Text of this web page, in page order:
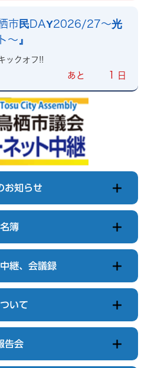
市民DAY2026/27～光
～』
ックオフ!!
あと 1 日
お知らせ
簿
継、会議録
いて
告会